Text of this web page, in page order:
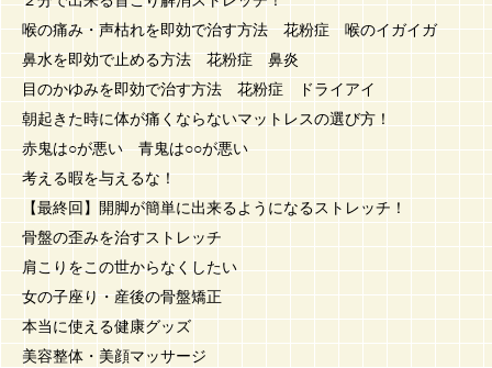
喉の痛み・声枯れを即効で治す方法 花粉症 喉のイガイガ
鼻水を即効で止める方法 花粉症 鼻炎
目のかゆみを即効で治す方法 花粉症 ドライアイ
朝起きた時に体が痛くならないマットレスの選び方！
赤鬼は○が悪い 青鬼は○○が悪い
考える暇を与えるな！
【最終回】開脚が簡単に出来るようになるストレッチ！
骨盤の歪みを治すストレッチ
肩こりをこの世からなくしたい
女の子座り・産後の骨盤矯正
本当に使える健康グッズ
美容整体・美顔マッサージ